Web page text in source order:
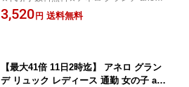
グ バッグ ショルダーバッグ 軽量 おし
GRANDE 2WAY トートバッグ 斜め掛け
3,520 円 送料無料
【最大41倍 11日2時迄】 アネロ グラン
デ リュック レディース 通勤 女の子 an